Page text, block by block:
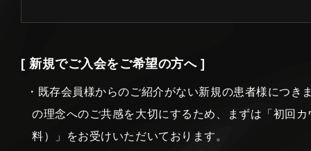
[ 新規でご入会をご希望の方へ ]
・既存会員様からのご紹介がない新規の患者様につき
の理念へのご共感を大切にするため、まずは「初回
料）」をお受けいただいております。